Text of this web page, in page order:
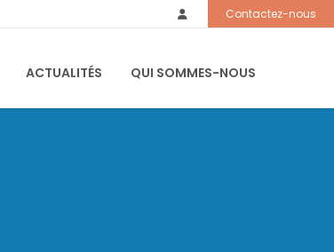
Contactez-nous
ACTUALITÉS QUI SOMMES-NOUS